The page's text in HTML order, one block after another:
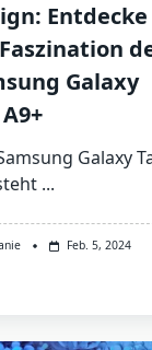
Entdecke
Galaxy
Galaxy
...
Feb. 5, 2024